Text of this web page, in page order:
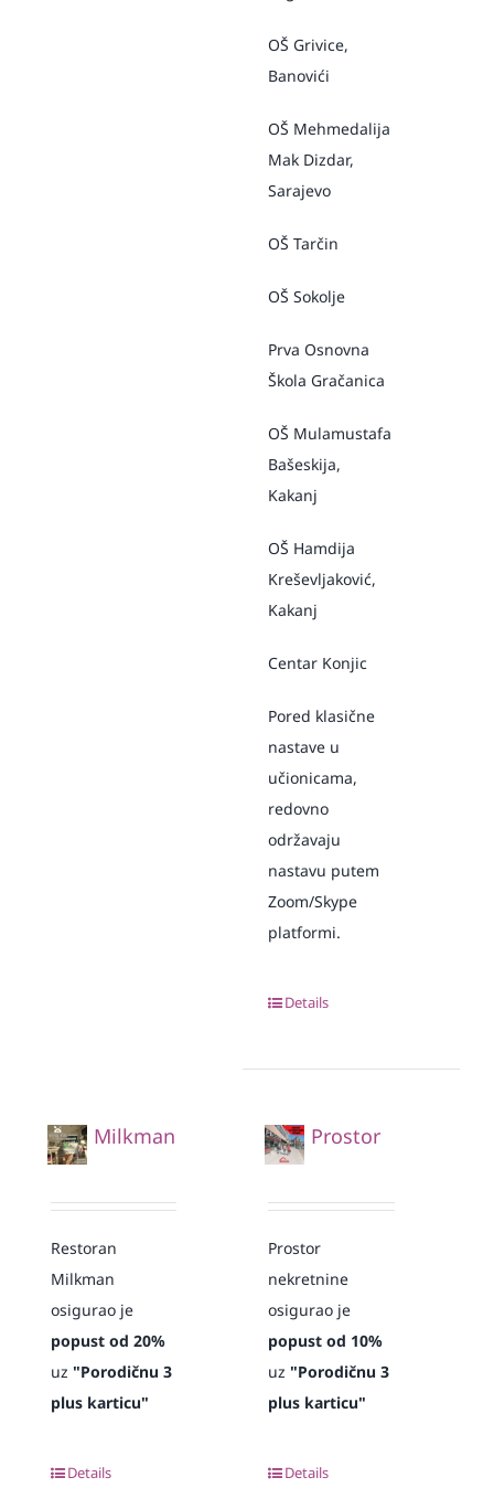
OŠ Grivice,
Banovići
OŠ Mehmedalija
Mak Dizdar,
Sarajevo
OŠ Tarčin
OŠ Sokolje
Prva Osnovna
Škola Gračanica
OŠ Mulamustafa
Bašeskija,
Kakanj
OŠ Hamdija
Kreševljaković,
Kakanj
Centar Konjic
Pored klasične
nastave u
učionicama,
redovno
održavaju
nastavu putem
Zoom/Skype
platformi.
Details
Milkman
Restoran
Milkman
osigurao je
popust od 20%
uz "Porodičnu 3
plus karticu"
Details
Prostor
Prostor
nekretnine
osigurao je
popust od 10%
uz"Porodičnu 3
plus karticu"
Details